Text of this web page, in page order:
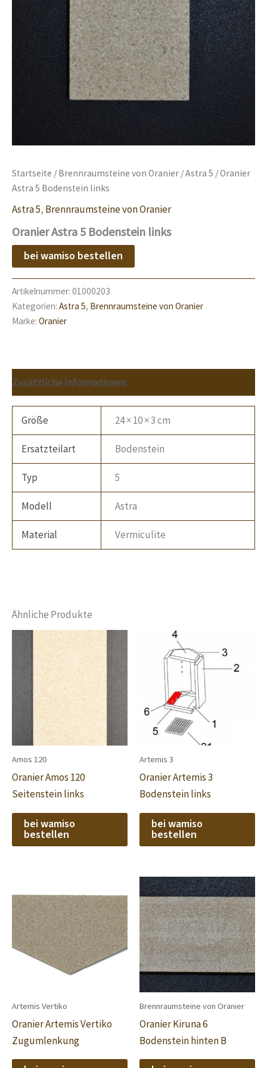
Startseite / Brennraumsteine von Oranier /Astra 5 / Oranier
Astra 5 Bodenstein links
Astra 5, Brennraumsteine von Oranier
Oranier Astra 5 Bodenstein links
bei wamiso bestellen
Artikelnummer: 01000203
Kategorien: Astra 5, Brennraumsteine von Oranier
Marke: Oranier
Zusätzliche Informationen
Größe 24 × 10 × 3 cm
Ersatzteilart Bodenstein
Typ 5
Modell Astra
Material Vermiculite
Ähnliche Produkte
Amos 120
Oranier Amos 120
Seitenstein links
bei wamiso
bestellen
Artemis 3
Oranier Artemis 3
Bodenstein links
bei wamiso
bestellen
Artemis Vertiko
Oranier Artemis Vertiko
Zugumlenkung
Brennraumsteine von Oranier
Oranier Kiruna 6
Bodenstein hinten B